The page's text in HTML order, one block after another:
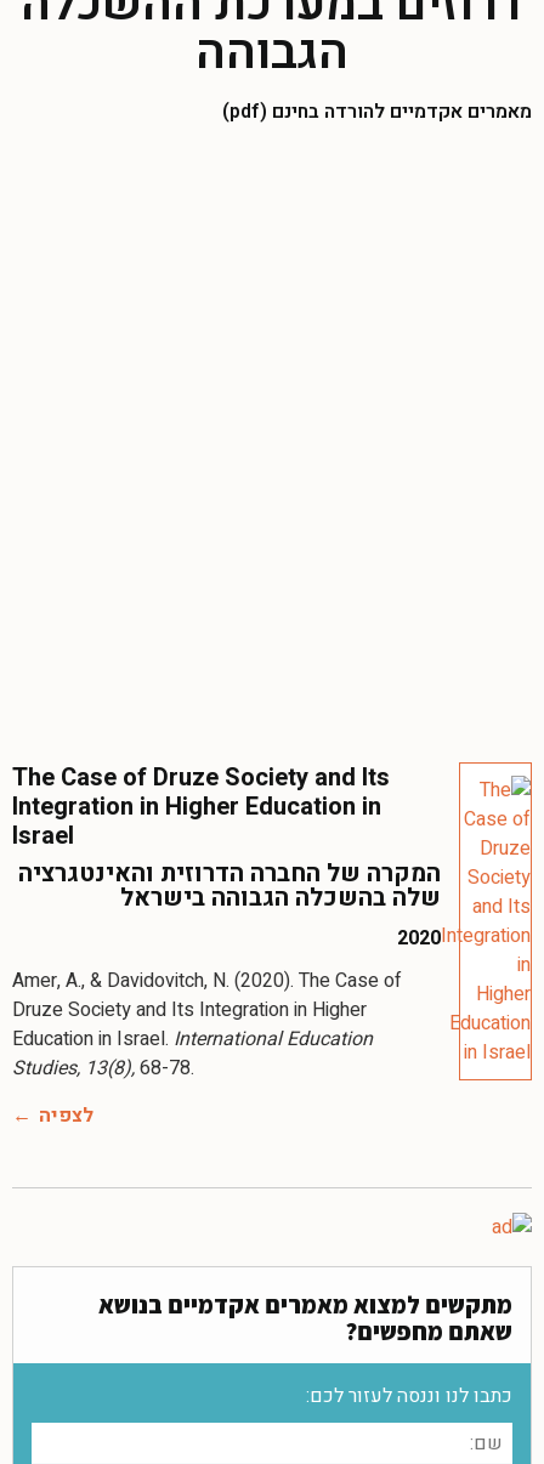
הגבוהה
מאמרים אקדמיים להורדה בחינם (pdf)
The Case of Druze Society and Its
Integration in Higher Education in
Israel
המקרה של החברה הדרוזית והאינטגרציה
שלה בהשכלה הגבוהה בישראל
2020
Amer, A., & Davidovitch, N. (2020). The Case of
Druze Society and Its Integration in Higher
Education in Israel. International Education
Studies, 13(8),
לצפיה
מתקשים למצוא מאמרים אקדמיים בנושא
שאתם מחפשים?
כתבו לנו וננסה לעזור לכם: